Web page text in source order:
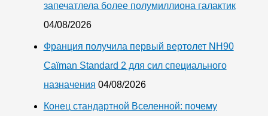
запечатлела более полумиллиона галактик
04/08/2026
Франция получила первый вертолет NH90
Caïman Standard 2 для сил специального
назначения 04/08/2026
Конец стандартной Вселенной: почему